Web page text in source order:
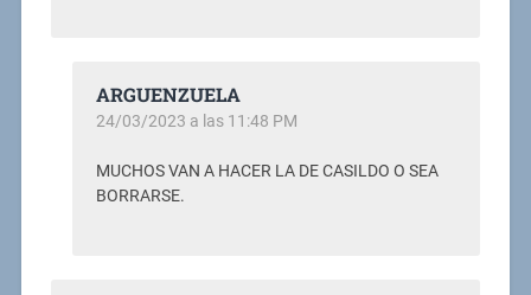
ARGUENZUELA
24/03/2023 a las 11:48 PM
MUCHOS VAN A HACER LA DE CASILDO O SEA
BORRARSE.